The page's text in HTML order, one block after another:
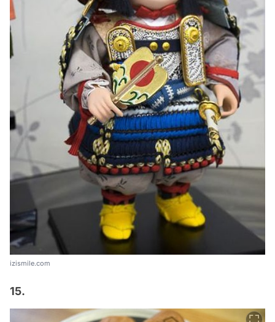
izismile.com
15.